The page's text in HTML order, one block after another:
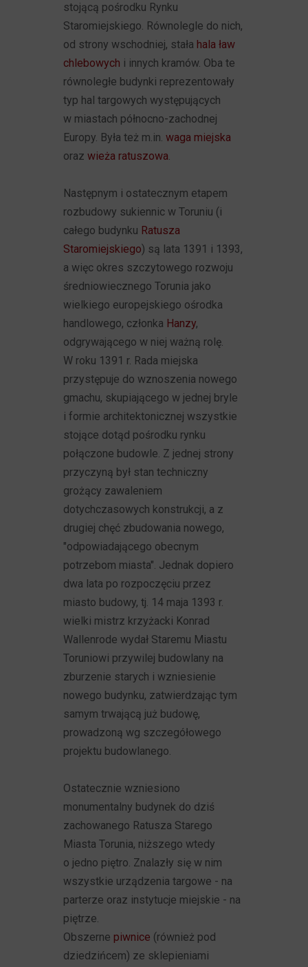
stojącą pośrodku Rynku
Staromiejskiego. Równolegle do nich,
od strony wschodniej, stała hala ław
chlebowych i innych kramów. Oba te
równoległe budynki reprezentowały
typ hal targowych występujących
w miastach północno-zachodnej
Europy. Była też m.in.waga miejska
orazwieża ratuszowa.
Następnym i ostatecznym etapem
rozbudowy sukiennic w Toruniu (i
całego budynku Ratusza
Staromiejskiego) są lata 1391 i 1393,
a więc okres szczytowego rozwoju
średniowiecznego Torunia jako
wielkiego europejskiego ośrodka
handlowego, członka Hanzy,
odgrywającego w niej ważną rolę.
W roku 1391 r. Rada miejska
przystępuje do wznoszenia nowego
gmachu, skupiającego w jednej bryle
i formie architektonicznej wszystkie
stojące dotąd pośrodku rynku
połączone budowle. Z jednej strony
przyczyną był stan techniczny
grożący zawaleniem
dotychczasowych konstrukcji, a z
drugiej chęć zbudowania nowego,
"odpowiadającego obecnym
potrzebom miasta". Jednak dopiero
dwa lata po rozpoczęciu przez
miasto budowy, tj. 14 maja 1393 r.
wielki mistrz krzyżacki Konrad
Wallenrode wydał Staremu Miastu
Toruniowi przywilej budowlany na
zburzenie starych i wzniesienie
nowego budynku, zatwierdzając tym
samym trwającą już budowę,
prowadzoną wg szczegółowego
projektu budowlanego.
Ostatecznie wzniesiono
monumentalny budynek do dziś
zachowanego Ratusza Starego
Miasta Torunia, niższego wtedy
o jedno piętro. Znalazły się w nim
wszystkie urządzenia targowe - na
parterze oraz instytucje miejskie - na
piętrze.
Obszerne piwnice (również pod
dziedzińcem) ze sklepieniami